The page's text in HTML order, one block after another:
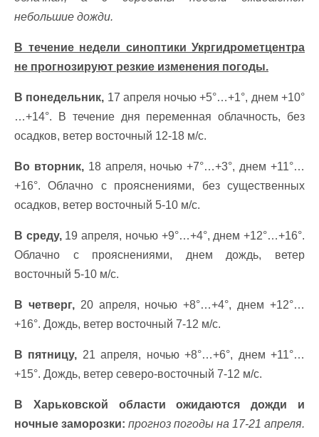
небольшие дожди.
В течение недели синоптики Укргидрометцентра
не прогнозируют резкие изменения погоды.
В понедельник, 17 апреля ночью +5°…+1°, днем +10°
…+14°. В течение дня переменная облачность, без
осадков, ветер восточный 12-18 м/с.
Во вторник,18 апреля, ночью +7°…+3°, днем +11°…
+16°. Облачно с прояснениями, без существенных
осадков, ветер восточный 5-10 м/с.
В среду,19 апреля, ночью +9°…+4°, днем +12°…+16°.
Облачно с прояснениями, днем дождь, ветер
восточный 5-10 м/с.
В четверг,20 апреля, ночью +8°…+4°, днем +12°…
+16°. Дождь, ветер восточный 7-12 м/с.
В пятницу, 21 апреля, ночью +8°…+6°, днем +11°…
+15°. Дождь, ветер северо-восточный 7-12 м/с.
В Харьковской области ожидаются дожди и
ночные заморозки: прогноз погоды на 17-21 апреля.